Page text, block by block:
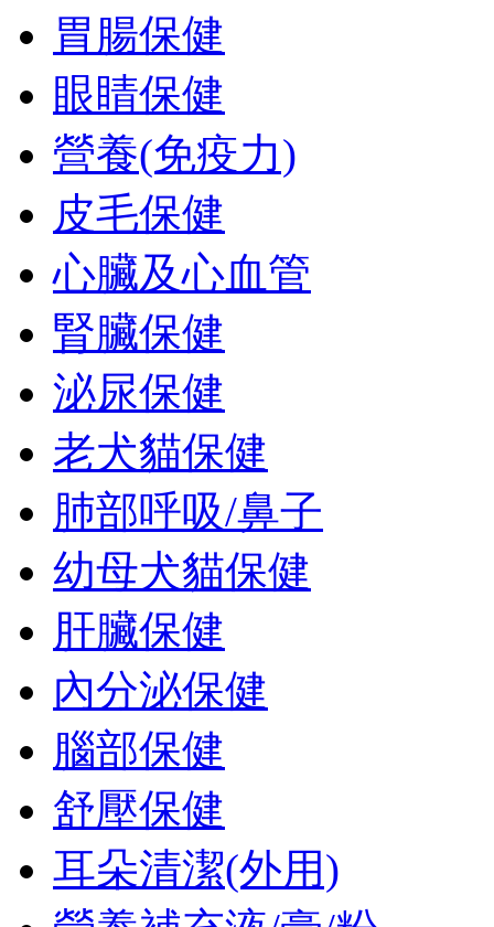
胃腸保健
眼睛保健
營養(免疫力)
皮毛保健
心臟及心血管
腎臟保健
泌尿保健
老犬貓保健
肺部呼吸/鼻子
幼母犬貓保健
肝臟保健
內分泌保健
腦部保健
舒壓保健
耳朵清潔(外用)